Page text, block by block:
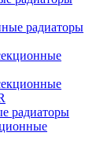
радиаторы
радиаторы